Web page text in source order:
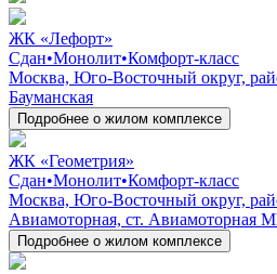
ЖК «Лефорт»
Сдан•Монолит•Комфорт-класс
Москва, Юго-Восточный округ,
Бауманская
Подробнее о жилом комплексе
ЖК «Геометрия»
Сдан•Монолит•Комфорт-класс
Москва, Юго-Восточный округ,
Авиамоторная, ст. Авиамоторная
Подробнее о жилом комплексе